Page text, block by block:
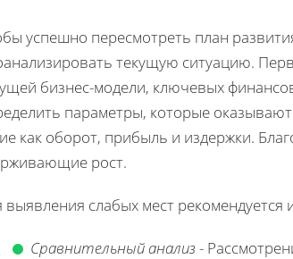
успешно пересмотреть план
текущую ситуацию.
бизнес-модели, ключевых
параметры, которые
как оборот, прибыль и издержки.
рост.
выявления слабых мест рекомендуется
Сравнительный анализ -